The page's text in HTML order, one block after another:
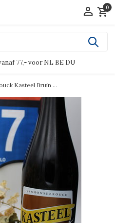
0
77,- voor NL BE DU
Kasteel Bruin ...